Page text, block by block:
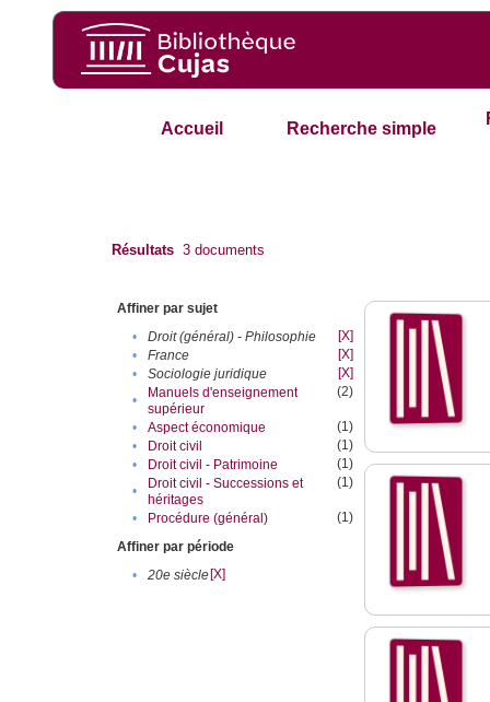
Accueil Recherche simple
Résultats 3 documents
Affiner par sujet
•
Droit (général) - Philosophie
[X]
•
France
[X]
•
Sociologie juridique
[X]
•
Manuels d'enseignement
supérieur
(2)
• Aspect économique
(1)
•
Droit civil
(1)
•
Droit civil - Patrimoine
(1)
•
Droit civil - Successions et
héritages
(1)
• Procédure (général)
(1)
Affiner par période
•
20e siècle[X]